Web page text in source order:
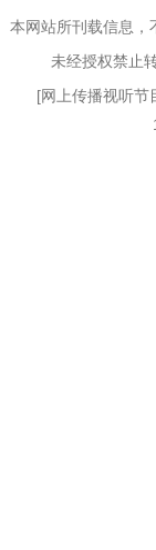
本网站所刊载信息，
未经授权禁止
[网上传播视听